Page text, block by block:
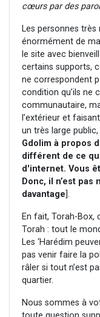
cœurs par des
Les personnes très
énormément de
le site avec
certains supports,
ne correspondent
condition qu’ils ne
communautaire,
l’extérieur et
un très large public,
Gdolim à propos
différent de ce
d'internet. Vous
Donc, il n’est
davantage ].
En fait, Torah-Box,
Torah : tout le
Les ‘Harédim
pas venir faire la
râler si tout n’est
quartier.
Nous sommes à